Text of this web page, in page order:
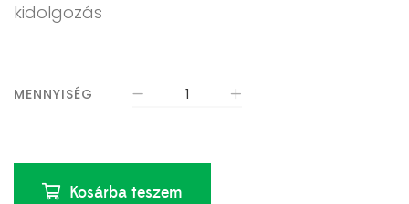
kidolgozás
MENNYISÉG
Kosárba teszem